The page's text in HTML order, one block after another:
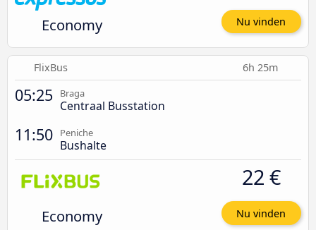
Economy Nu vinden
FlixBus 6h 25m
05:25 Braga
Centraal Busstation
11:50 Peniche
Bushalte
Economy
22 €
Nu vinden